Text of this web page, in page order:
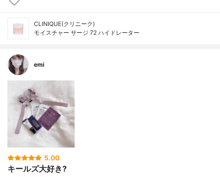
CLINIQUE(クリニーク)
モイスチャー サージ 72 ハイドレーター
emi
5.00
キールズ大好き?